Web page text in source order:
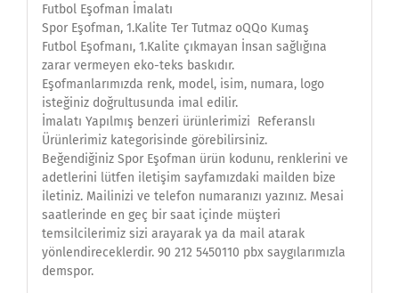
Futbol Eşofman İmalatı
Spor Eşofman, 1.Kalite Ter Tutmaz oQQo Kumaş
Futbol Eşofmanı, 1.Kalite çıkmayan İnsan sağlığına
zarar vermeyen eko-teks baskıdır.
Eşofmanlarımızda renk, model, isim, numara, logo
isteğiniz doğrultusunda imal edilir.
İmalatı Yapılmış benzeri ürünlerimizi Referanslı
Ürünlerimiz kategorisinde görebilirsiniz.
Beğendiğiniz Spor Eşofman ürün kodunu, renklerini ve
adetlerini lütfen iletişim sayfamızdaki mailden bize
iletiniz. Mailinizi ve telefon numaranızı yazınız. Mesai
saatlerinde en geç bir saat içinde müşteri
temsilcilerimiz sizi arayarak ya da mail atarak
yönlendireceklerdir. 90 212 5450110 pbx saygılarımızla
demspor.